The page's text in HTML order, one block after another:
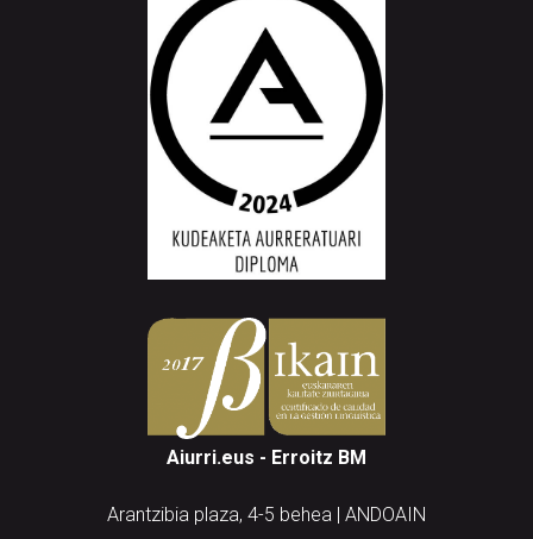
Aiurri.eus - Erroitz BM
Arantzibia plaza, 4-5 behea | ANDOAIN